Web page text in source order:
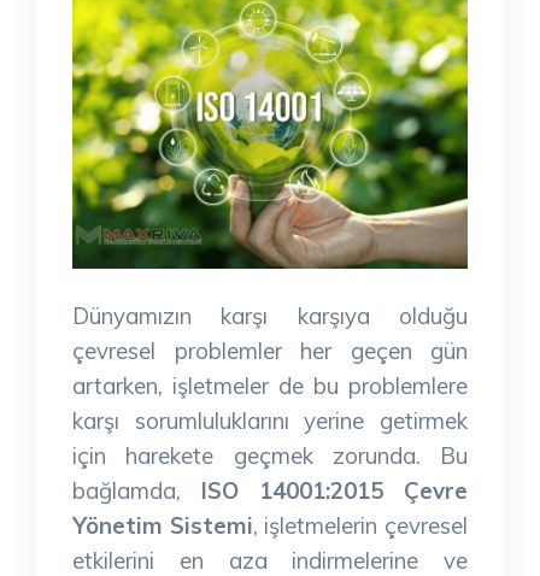
Dünyamızın karşı karşıya olduğu
çevresel problemler her geçen gün
artarken, işletmeler de bu problemlere
karşı sorumluluklarını yerine getirmek
için harekete geçmek zorunda. Bu
bağlamda, ISO 14001:2015 Çevre
Yönetim Sistemi, işletmelerin çevresel
etkilerini en aza indirmelerine ve